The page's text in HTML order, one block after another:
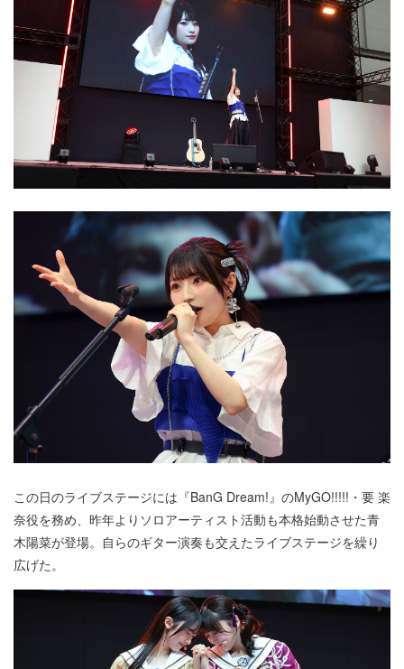
この日のライブステージには『BanG Dream!』のMyGO!!!!!・要 楽
奈役を務め、昨年よりソロアーティスト活動も本格始動させた青
木陽菜が登場。自らのギター演奏も交えたライブステージを繰り
広げた。